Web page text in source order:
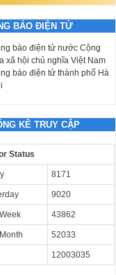
BÁO ĐIỆN TỬ
báo điện tử nước Cộng
xã hội chủ nghĩa Việt Nam
báo điện tử thành phố Hà
KÊ TRUY CẬP
Status
8171
9020
43862
52033
12003035